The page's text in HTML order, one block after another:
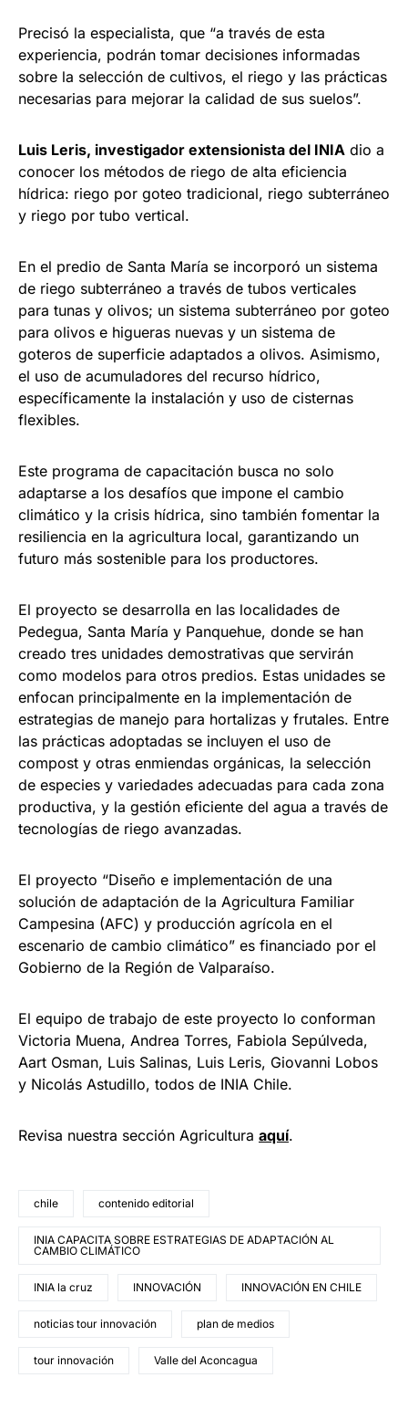
Precisó la especialista, que “a través de esta
experiencia, podrán tomar decisiones informadas
sobre la selección de cultivos, el riego y las prácticas
necesarias para mejorar la calidad de sus suelos”.
Luis Leris, investigador extensionista del INIA dio a
conocer los métodos de riego de alta eficiencia
hídrica: riego por goteo tradicional, riego subterráneo
y riego por tubo vertical.
En el predio de Santa María se incorporó un sistema
de riego subterráneo a través de tubos verticales
para tunas y olivos; un sistema subterráneo por goteo
para olivos e higueras nuevas y un sistema de
goteros de superficie adaptados a olivos. Asimismo,
el uso de acumuladores del recurso hídrico,
específicamente la instalación y uso de cisternas
flexibles.
Este programa de capacitación busca no solo
adaptarse a los desafíos que impone el cambio
climático y la crisis hídrica, sino también fomentar la
resiliencia en la agricultura local, garantizando un
futuro más sostenible para los productores.
El proyecto se desarrolla en las localidades de
Pedegua, Santa María y Panquehue, donde se han
creado tres unidades demostrativas que servirán
como modelos para otros predios. Estas unidades se
enfocan principalmente en la implementación de
estrategias de manejo para hortalizas y frutales. Entre
las prácticas adoptadas se incluyen el uso de
compost y otras enmiendas orgánicas, la selección
de especies y variedades adecuadas para cada zona
productiva, y la gestión eficiente del agua a través de
tecnologías de riego avanzadas.
El proyecto “Diseño e implementación de una
solución de adaptación de la Agricultura Familiar
Campesina (AFC) y producción agrícola en el
escenario de cambio climático” es financiado por el
Gobierno de la Región de Valparaíso.
El equipo de trabajo de este proyecto lo conforman
Victoria Muena, Andrea Torres, Fabiola Sepúlveda,
Aart Osman, Luis Salinas, Luis Leris, Giovanni Lobos
y Nicolás Astudillo, todos de INIA Chile.
Revisa nuestra sección Agricultura aquí.
chile contenido editorial
INIA CAPACITA SOBRE ESTRATEGIAS DE ADAPTACIÓN AL
CAMBIO CLIMÁTICO
INIA la cruz INNOVACIÓN INNOVACIÓN EN CHILE
noticias tour innovación plan de medios
tour innovación Valle del Aconcagua